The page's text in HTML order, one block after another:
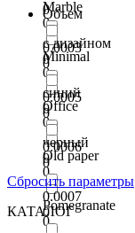
Marble
0
Minimal
0
Office
0
Old paper
0
Pomegranate
0
0
с дизайном
0
синий
0
черный
0
Объем
0.0003
0
0.0005
0
0.0006
0
0.0007
0
Сбросить параметры
КАТАЛОГ